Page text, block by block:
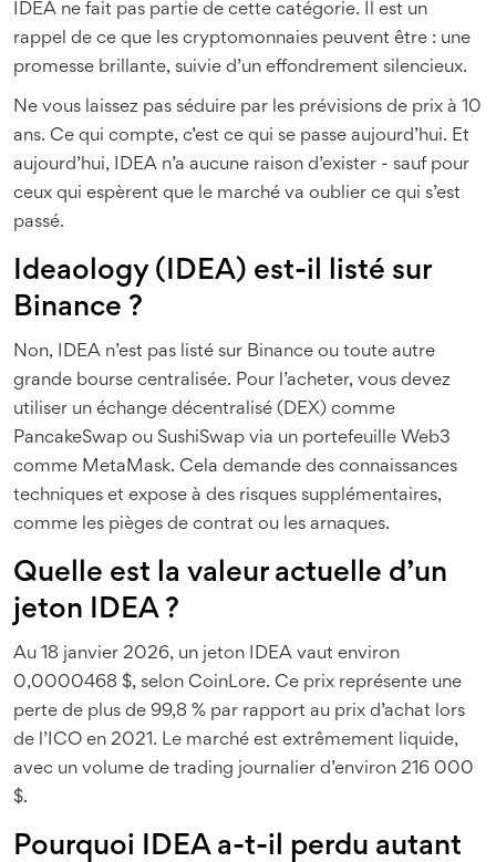
IDEA ne fait pas partie de cette catégorie. Il est un
rappel de ce que les cryptomonnaies peuvent être : une
promesse brillante, suivie d’un effondrement silencieux.
Ne vous laissez pas séduire par les prévisions de prix à 10
ans. Ce qui compte, c’est ce qui se passe aujourd’hui. Et
aujourd’hui, IDEA n’a aucune raison d’exister - sauf pour
ceux qui espèrent que le marché va oublier ce qui s’est
passé.
Ideaology (IDEA) est-il listé sur
Binance ?
Non, IDEA n’est pas listé sur Binance ou toute autre
grande bourse centralisée. Pour l’acheter, vous devez
utiliser un échange décentralisé (DEX) comme
PancakeSwap ou SushiSwap via un portefeuille Web3
comme MetaMask. Cela demande des connaissances
techniques et expose à des risques supplémentaires,
comme les pièges de contrat ou les arnaques.
Quelle est la valeur actuelle d’un
jeton IDEA ?
Au 18 janvier 2026, un jeton IDEA vaut environ
0,0000468 $, selon CoinLore. Ce prix représente une
perte de plus de 99,8 % par rapport au prix d’achat lors
de l’ICO en 2021. Le marché est extrêmement liquide,
avec un volume de trading journalier d’environ 216 000
$.
Pourquoi IDEA a-t-il perdu autant